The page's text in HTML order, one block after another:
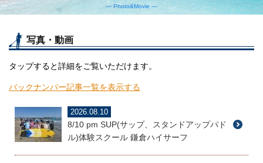
― Photo&Movie ―
写真・動画
タップすると詳細をご覧いただけます。
バックナンバー記事一覧を表示する
2026.08.10
8/10 pm SUP(サップ、スタンドアップパド
ル)体験スクール 鎌倉ハイサーフ